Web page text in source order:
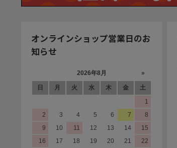
オンラインショップ営業日のお
知らせ